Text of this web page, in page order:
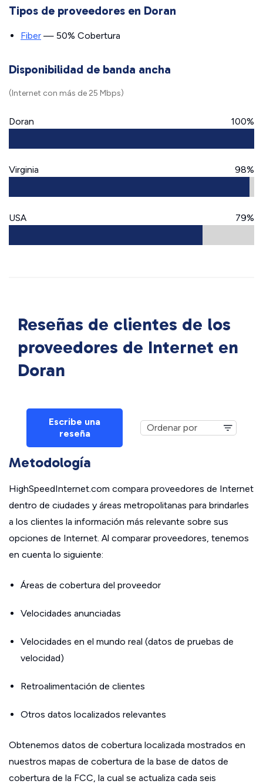
Tipos de proveedores en Doran
Fiber — 50% Cobertura
Disponibilidad de banda ancha
(Internet con más de 25 Mbps)
Doran 100%
Virginia 98%
USA 79%
Reseñas de clientes de los
proveedores de Internet en
Doran
Escribe una
reseña
Metodología
HighSpeedInternet.com compara proveedores de Internet
dentro de ciudades y áreas metropolitanas para brindarles
a los clientes la información más relevante sobre sus
opciones de Internet. Al comparar proveedores, tenemos
en cuenta lo siguiente:
Áreas de cobertura del proveedor
Velocidades anunciadas
Velocidades en el mundo real (datos de pruebas de
velocidad)
Retroalimentación de clientes
Otros datos localizados relevantes
Obtenemos datos de cobertura localizada mostrados en
nuestros mapas de cobertura de la base de datos de
cobertura de la FCC, la cual se actualiza cada seis